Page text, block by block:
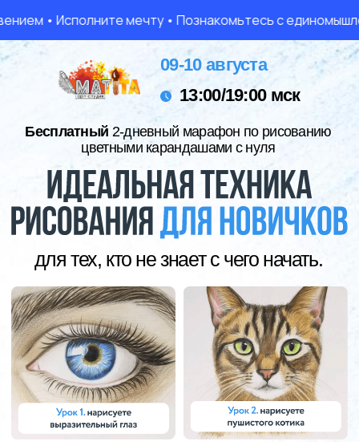
• Исполните мечту • Познакомьтесь с
для тех, кто не знает с чего начать.
13:00/19:00 мск
Бесплатный2-дневный марафон по рисованию
цветными карандашами с нуля